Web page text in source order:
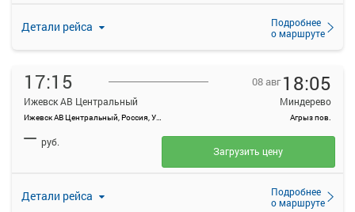
Детали рейса
Подробнее
о маршруте
17:15
Ижевск АВ Центральный
Ижевск АВ Центральный, Россия, Удмуртская Республика, Ижевск, Красноармейская ул, 134А
08 авг 18:05
Миндерево
Агрыз пов.
Детали рейса
Подробнее
о маршруте
— руб.
Загрузить цену